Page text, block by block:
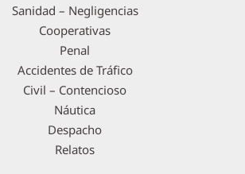
Sanidad – Negligencias
Cooperativas
Penal
Accidentes de Tráfico
Civil – Contencioso
Náutica
Despacho
Relatos